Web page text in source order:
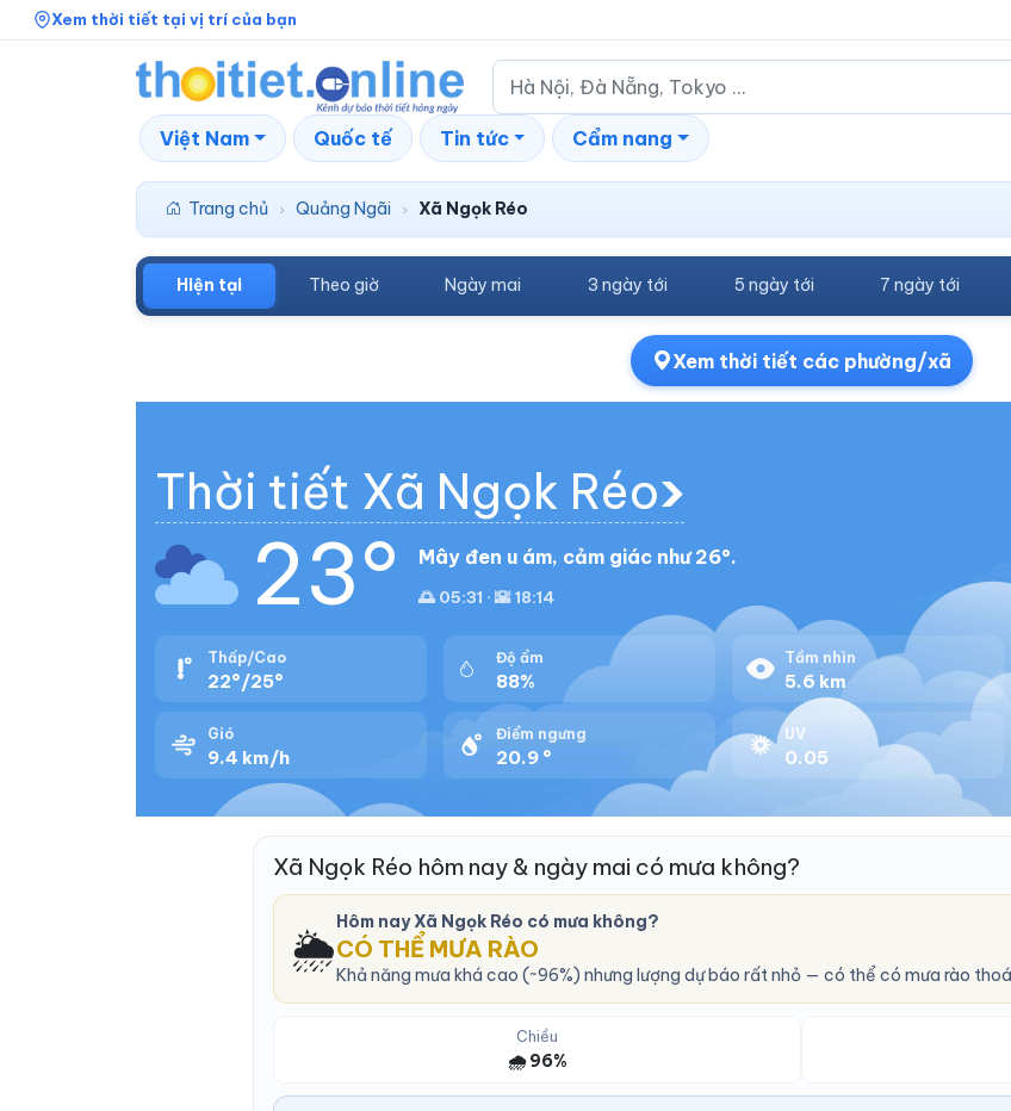
Xem thời tiết tại vị trí của bạn
Việt Nam Quốc tế Tin tức Cẩm nang
Trang chủ › Quảng Ngãi › Xã Ngọk Réo
Hiện tại Theo giờ Ngày mai 3 ngày tới 5 ngày tới 7 ngày tới
Xem thời tiết các phường/xã
Thời tiết Xã Ngọk Réo
23° Mây đen u ám, cảm giác như 26°.
🌅 05:31 · 🌇 18:14
Thấp/Cao
22°/25°
Độ ẩm
88%
Tầm nhìn
5.6 km
Gió
9.4 km/h
Điểm ngưng
20.9 °
UV
0.05
Xã Ngọk Réo hôm nay & ngày mai có mưa không?
🌦️
Hôm nay Xã Ngọk Réo có mưa không?
CÓ THỂ MƯA RÀO
Khả năng mưa khá cao (~96%) nhưng lượng dự báo rất nhỏ — có thể có mưa rào
Chiều
🌧️ 96%